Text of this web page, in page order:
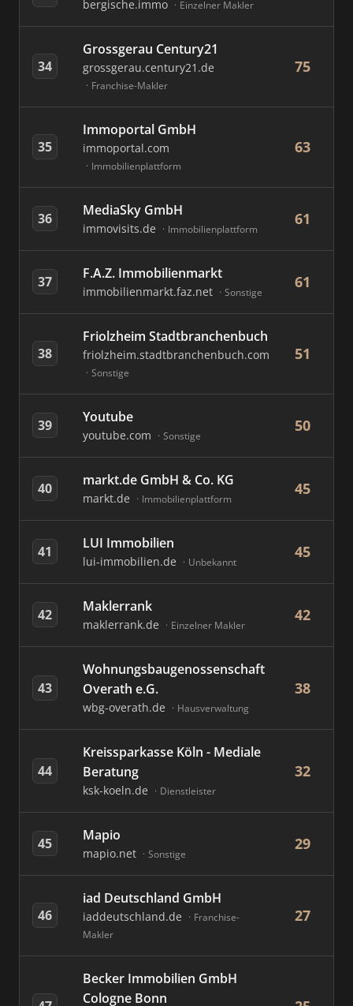
bergische.immo Einzelner Makler
34
Grossgerau Century21
grossgerau.century21.de
Franchise-Makler
75
35
Immoportal GmbH
immoportal.com
Immobilienplattform
63
36 MediaSky GmbH
immovisits.de Immobilienplattform
61
37 F.A.Z. Immobilienmarkt
immobilienmarkt.faz.net Sonstige
61
38
Friolzheim Stadtbranchenbuch
friolzheim.stadtbranchenbuch.com
Sonstige
51
39 Youtube
youtube.com Sonstige
50
40 markt.de GmbH & Co. KG
markt.de Immobilienplattform
45
41 LUI Immobilien
lui-immobilien.de Unbekannt
45
42 Maklerrank
maklerrank.de Einzelner Makler
42
43
Wohnungsbaugenossenschaft
Overath e.G.
wbg-overath.de Hausverwaltung
38
44
Kreissparkasse Köln - Mediale
Beratung
ksk-koeln.de Dienstleister
32
45 Mapio
mapio.net Sonstige
29
46
iad Deutschland GmbH
iaddeutschland.de
Franchise-
Makler
27
Becker Immobilien GmbH
Cologne Bonn